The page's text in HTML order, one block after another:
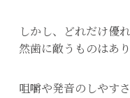
しかし、どれだけ優
然歯に敵うものはあり
咀嚼や発音のしやす